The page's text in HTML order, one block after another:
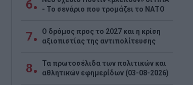
6
- Το σενάριο που τρομάζει το ΝΑΤΟ
7
Ο δρόμος προς το 2027 και η κρίση
αξιοπιστίας της αντιπολίτευσης
8
Τα πρωτοσέλιδα των πολιτικών και
αθλητικών εφημερίδων (03-08-2026)